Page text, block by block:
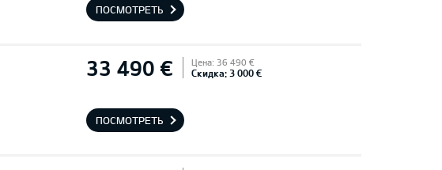
ПОСМОТРЕТЬ
33 490 € Цена: 36 490 €
Скидка: 3 000 €
ПОСМОТРЕТЬ